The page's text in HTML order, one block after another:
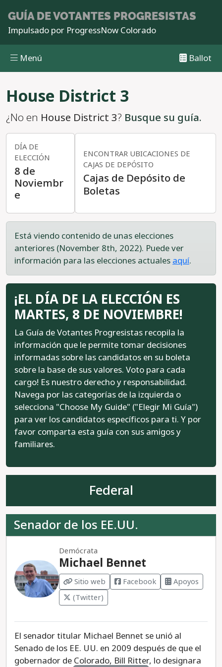
GUÍA DE VOTANTES PROGRESISTAS
Impulsado por ProgressNow Colorado
Menú Ballot
House District 3
¿No en House District 3? Busque su guía.
DÍA DE
ELECCIÓN
8 de
Noviembr
e
ENCONTRAR UBICACIONES DE
CAJAS DE DEPÓSITO
Cajas de Depósito de
Boletas
Está viendo contenido de unas elecciones
anteriores (November 8th, 2022). Puede ver
información para las elecciones actualesaquí.
¡EL DÍA DE LA ELECCIÓN ES
MARTES, 8 DE NOVIEMBRE!
La Guía de Votantes Progresistas recopila la
información que le permite tomar decisiones
informadas sobre las candidatos en su boleta
sobre la base de sus valores. Voto para cada
cargo! Es nuestro derecho y responsabilidad.
Navega por las categorías de la izquierda o
selecciona "Choose My Guide" ("Elegir Mi Guía")
para ver los candidatos específicos para ti. Y por
favor comparta esta guía con sus amigos y
familiares.
Federal
Senador de los EE.UU.
Demócrata
Michael Bennet
Sitio web Facebook
Apoyos
(Twitter)
El senador titular Michael Bennet se unió al
Senado de los EE. UU. en 2009 después de que el
gobernador de Colorado, Bill Ritter, lo designara